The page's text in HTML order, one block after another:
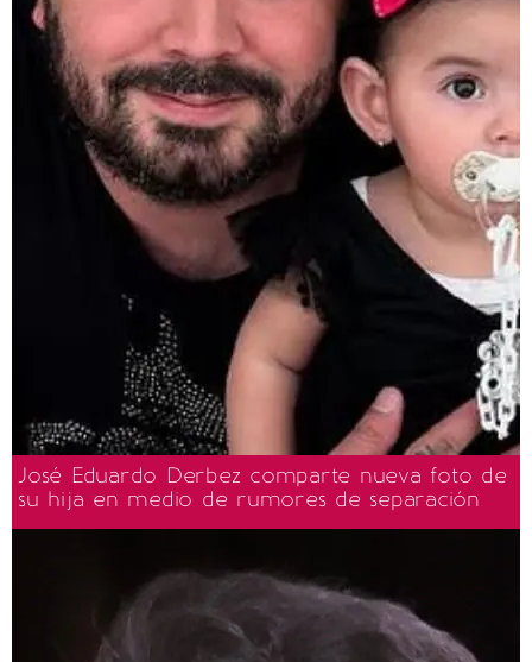
José Eduardo Derbez comparte nueva foto de
su hija en medio de rumores de separación